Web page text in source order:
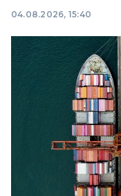
04.08.2026, 15:40